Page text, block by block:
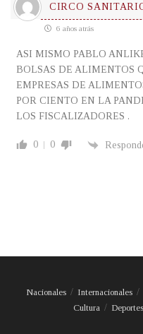
CIRCO
6 años atrás
ASI MISMO PABLO
BOLSAS DE ALIMENTOS
EMPRESAS DE
POR CIENTO EN LA
LOS FISCALIZADORES .
0 0
Nacionales Internacionales
Cultura
Deportes